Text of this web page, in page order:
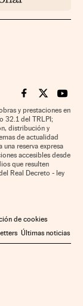
Cinco Días en
Cinco Días
Cinco
y prestaciones en
32.1 del TRLPI;
distribución y
de actualidad
reserva expresa
accesibles desde
que resulten
Real Decreto - ley
de cookies
Últimas noticias